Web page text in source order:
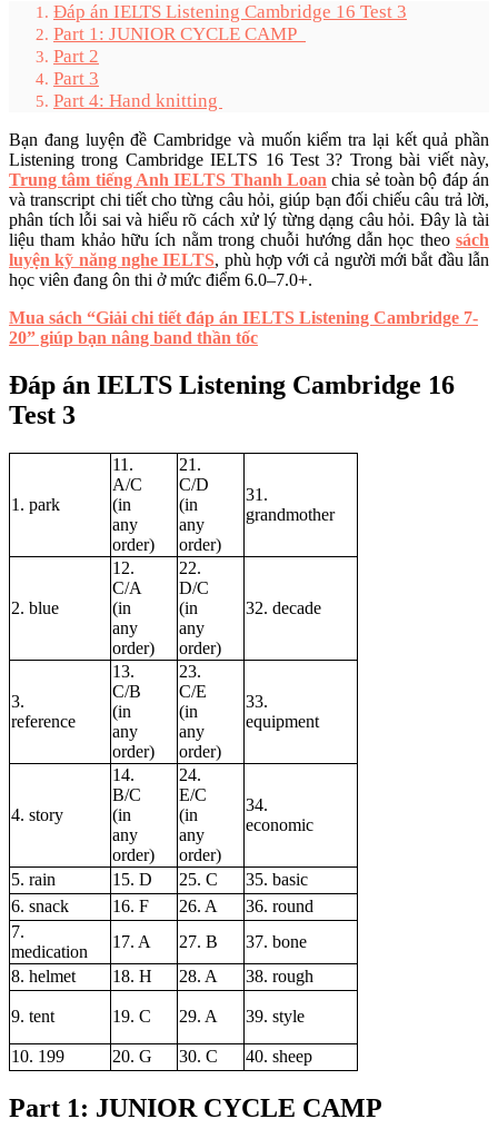
Đáp án IELTS Listening Cambridge 16 Test 3
Part 1: JUNIOR CYCLE CAMP
Part 2
Part 3
Part 4: Hand knitting
Bạn đang luyện đề Cambridge và muốn kiểm tra lại kết quả phần
Listening trong Cambridge IELTS 16 Test 3? Trong bài viết này,
Trung tâm tiếng Anh IELTS Thanh Loan chia sẻ toàn bộ đáp án
và transcript chi tiết cho từng câu hỏi, giúp bạn đối chiếu câu trả lời,
phân tích lỗi sai và hiểu rõ cách xử lý từng dạng câu hỏi. Đây là tài
liệu tham khảo hữu ích nằm trong chuỗi hướng dẫn học theo sách
luyện kỹ năng nghe IELTS, phù hợp với cả người mới bắt đầu lẫn
học viên đang ôn thi ở mức điểm 6.0–7.0+.
Mua sách “Giải chi tiết đáp án IELTS Listening Cambridge 7-
20” giúp bạn nâng band thần tốc
Đáp án IELTS Listening Cambridge 16
Test 3
1. park
11.
A/C
(in
any
order)
21.
C/D
(in
any
order)
31.
grandmother
2. blue
12.
C/A
(in
any
order)
22.
D/C
(in
any
order)
32. decade
3.
reference
13.
C/B
(in
any
order)
23.
C/E
(in
any
order)
33.
equipment
4. story
14.
B/C
(in
any
order)
24.
E/C
(in
any
order)
34.
economic
5. rain 15. D 25. C
35. basic
6. snack
16. F 26. A
36. round
7.
medication
17. A 27. B
37. bone
8. helmet
18. H 28. A 38. rough
9. tent 19. C 29. A 39. style
10. 199 20. G 30. C 40. sheep
Part 1: JUNIOR CYCLE CAMP